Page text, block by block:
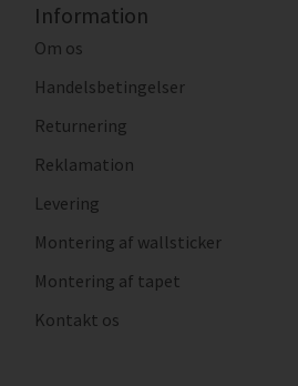
Information
Om os
Handelsbetingelser
Returnering
Reklamation
Levering
Montering af wallsticker
Montering af tapet
Kontakt os